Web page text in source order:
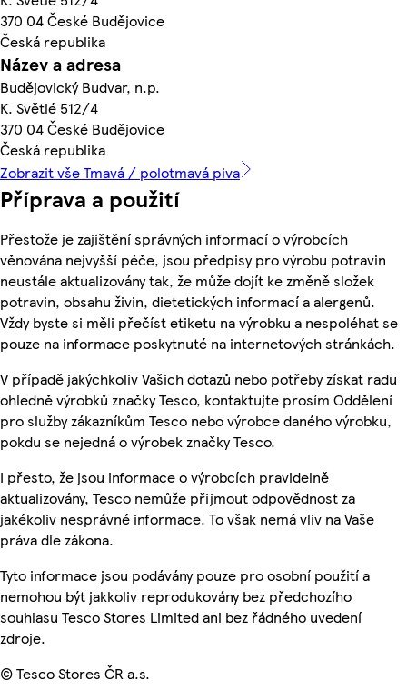
370 04 České Budějovice
Česká republika
Název a adresa
Budějovický Budvar, n.p.
K. Světlé 512/4
370 04 České Budějovice
Česká republika
Zobrazit vše Tmavá / polotmavá piva
Příprava a použití
Přestože je zajištění správných informací o výrobcích
věnována nejvyšší péče, jsou předpisy pro výrobu potravin
neustále aktualizovány tak, že může dojít ke změně složek
potravin, obsahu živin, dietetických informací a alergenů.
Vždy byste si měli přečíst etiketu na výrobku a nespoléhat se
pouze na informace poskytnuté na internetových stránkách.
V případě jakýchkoliv Vašich dotazů nebo potřeby získat radu
ohledně výrobků značky Tesco, kontaktujte prosím Oddělení
pro služby zákazníkům Tesco nebo výrobce daného výrobku,
pokdu se nejedná o výrobek značky Tesco.
I přesto, že jsou informace o výrobcích pravidelně
aktualizovány, Tesco nemůže přijmout odpovědnost za
jakékoliv nesprávné informace. To však nemá vliv na Vaše
práva dle zákona.
Tyto informace jsou podávány pouze pro osobní použití a
nemohou být jakkoliv reprodukovány bez předchozího
souhlasu Tesco Stores Limited ani bez řádného uvedení
zdroje.
© Tesco Stores ČR a.s.